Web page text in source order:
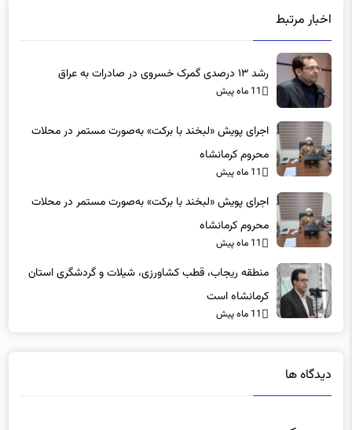
11 ماه پیش
محروم کرمانشاه
اجرای پویش «لبخند با برکت» به‌صورت مستمر در محلات
محروم کرمانشاه
منطقه ریجاب، قطب کشاورزی، شیلات و گردشگری استان
کرمانشاه است
11 ماه پیش